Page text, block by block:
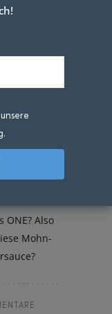
Also
Mohn-